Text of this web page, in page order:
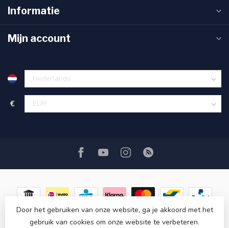
Informatie
Mijn account
€
Door het gebruiken van onze website, ga je akkoord met het
gebruik van cookies om onze website te verbeteren.